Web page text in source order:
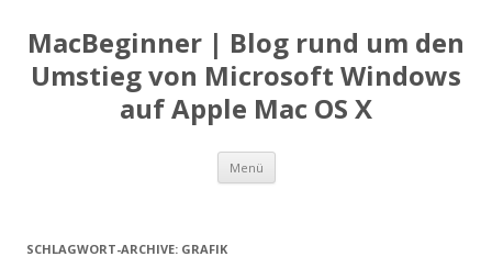
MacBeginner | Blog rund um den
Umstieg von Microsoft Windows
auf Apple Mac OS X
Menü Zum
springen
SCHLAGWORT-ARCHIVE: GRAFIK